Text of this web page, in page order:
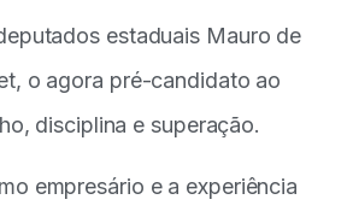
estaduais Mauro de
o agora pré-candidato ao
disciplina e superação.
empresário e a experiência